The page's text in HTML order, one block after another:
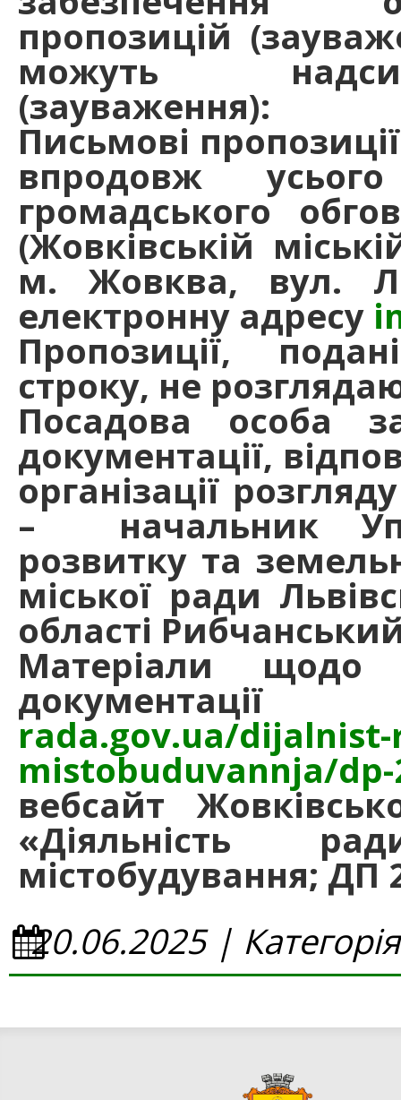
пропозицій
можуть
(зауваження):
Письмові
впродовж
громадського
(Жовківській
м. Жовква, вул.
електронну адресу
Пропозиції,
строку, не
Посадова особа
документації,
організації
– начальник
розвитку та
міської ради
області
Матеріали щодо
rada.gov.ua/
mistobuduvannja/
вебсайт
«Діяльність
містобудування; ДП
20.06.2025 |